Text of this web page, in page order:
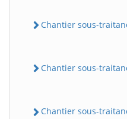
Chantier sous-
Chantier sous-
Chantier sous-